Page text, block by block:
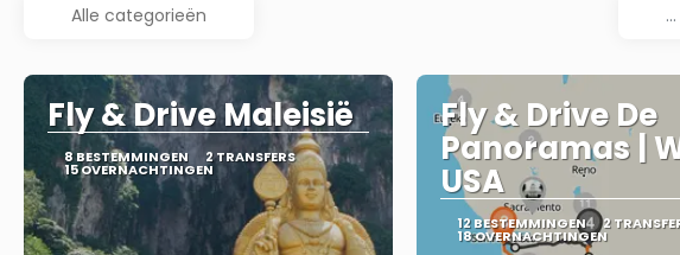
Fly & Drive Maleisië
8 BESTEMMINGEN 2 TRANSFERS
15 OVERNACHTINGEN
Fly & Drive De
Panoramas |
USA
12 BESTEMMINGEN 2
18 OVERNACHTINGEN